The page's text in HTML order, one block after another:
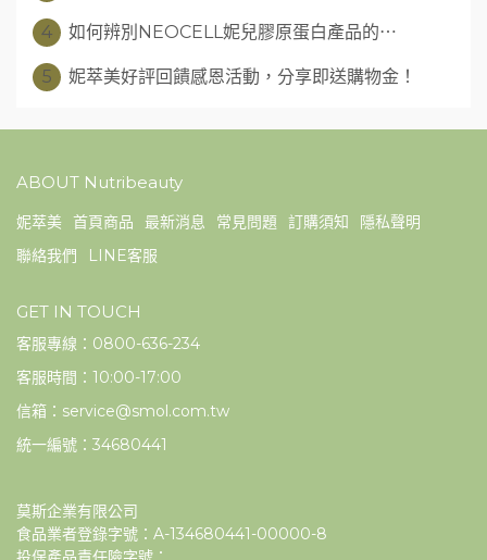
4 如何辨別NEOCELL妮兒膠原蛋白產品的⋯
5 妮萃美好評回饋感恩活動，分享即送購物金！
ABOUT Nutribeauty
妮萃美 首頁商品 最新消息 常見問題 訂購須知
隱私聲明
聯絡我們
LINE客服
GET IN TOUCH
客服專線：0800-636-234
客服時間：10:00-17:00
信箱：service@smol.com.tw
統一編號：34680441
莫斯企業有限公司
食品業者登錄字號：A-134680441-00000-8